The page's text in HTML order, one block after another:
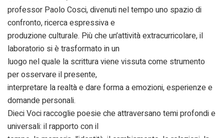
professor Paolo Cosci, divenuti nel tempo uno spazio di
confronto, ricerca espressiva e
produzione culturale. Più che un’attività extracurricolare, il
laboratorio si è trasformato in un
luogo nel quale la scrittura viene vissuta come strumento
per osservare il presente,
interpretare la realtà e dare forma a emozioni, esperienze e
domande personali.
Dieci Voci raccoglie poesie che attraversano temi profondi e
universali: il rapporto con il